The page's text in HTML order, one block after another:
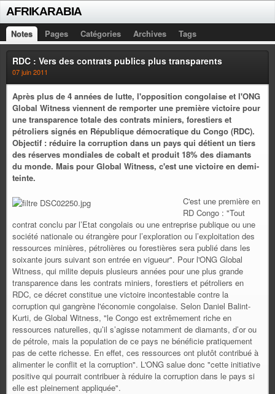
AFRIKARABIA
Notes Pages Catégories Archives Tags
RDC : Vers des contrats publics plus transparents
07 juin 2011
Après plus de 4 années de lutte, l'opposition congolaise et l'ONG
Global Witness viennent de remporter une première victoire pour
une transparence totale des contrats miniers, forestiers et
pétroliers signés en République démocratique du Congo (RDC).
Objectif : réduire la corruption dans un pays qui détient un tiers
des réserves mondiales de cobalt et produit 18% des diamants
du monde. Mais pour Global Witness, c'est une victoire en demi-
teinte.
C'est une première en
RD Congo : "Tout
contrat conclu par l’Etat congolais ou une entreprise publique ou une
société nationale ou étrangère pour l’exploration ou l’exploitation des
ressources minières, pétrolières ou forestières sera publié dans les
soixante jours suivant son entrée en vigueur". Pour l'ONG Global
Witness, qui milite depuis plusieurs années pour une plus grande
transparence dans les contrats miniers, forestiers et pétroliers en
RDC, ce décret constitue une victoire incontestable contre la
corruption qui gangrène l'économie congolaise. Selon Daniel Balint-
Kurti, de Global Witness, "le Congo est extrêmement riche en
ressources naturelles, qu’il s’agisse notamment de diamants, d’or ou
de pétrole, mais la population de ce pays ne bénéficie pratiquement
pas de cette richesse. En effet, ces ressources ont plutôt contribué à
alimenter le conflit et la corruption". L'ONG salue donc "cette initiative
positive qui pourrait contribuer à réduire la corruption dans le pays si
elle est pleinement appliquée".